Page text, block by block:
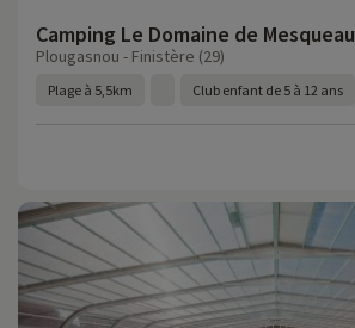
Camping Le Domaine de Mesqueau
Plougasnou - Finistère (29)
Plage à 5,5km Club enfant de 5 à 12 ans